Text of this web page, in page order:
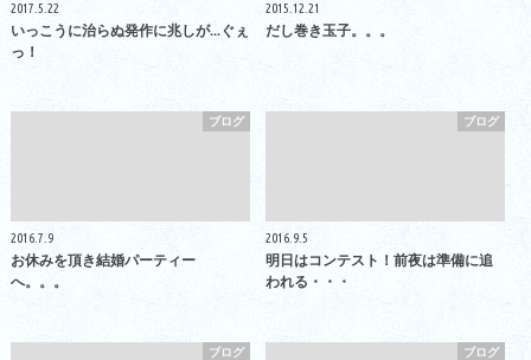
2017.5.22
いっこうに治らぬ発作に兆しが...ぐぇ
っ！
2015.12.21
だし巻き玉子。。。
ブログ
2016.7.9
お休みを頂き結婚パーティー
へ。。。
ブログ
2016.9.5
明日はコンテスト！前夜は準備に追
われる・・・
ブログ ブログ